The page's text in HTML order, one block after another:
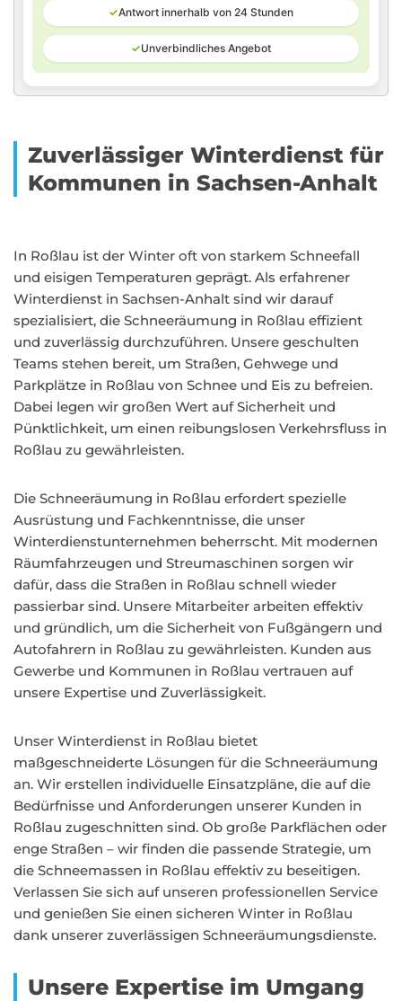
✓Antwort innerhalb von 24 Stunden
✓Unverbindliches Angebot
Zuverlässiger Winterdienst für
Kommunen in Sachsen-Anhalt
In Roßlau ist der Winter oft von starkem Schneefall
und eisigen Temperaturen geprägt. Als erfahrener
Winterdienst in Sachsen-Anhalt sind wir darauf
spezialisiert, die Schneeräumung in Roßlau effizient
und zuverlässig durchzuführen. Unsere geschulten
Teams stehen bereit, um Straßen, Gehwege und
Parkplätze in Roßlau von Schnee und Eis zu befreien.
Dabei legen wir großen Wert auf Sicherheit und
Pünktlichkeit, um einen reibungslosen Verkehrsfluss in
Roßlau zu gewährleisten.
Die Schneeräumung in Roßlau erfordert spezielle
Ausrüstung und Fachkenntnisse, die unser
Winterdienstunternehmen beherrscht. Mit modernen
Räumfahrzeugen und Streumaschinen sorgen wir
dafür, dass die Straßen in Roßlau schnell wieder
passierbar sind. Unsere Mitarbeiter arbeiten effektiv
und gründlich, um die Sicherheit von Fußgängern und
Autofahrern in Roßlau zu gewährleisten. Kunden aus
Gewerbe und Kommunen in Roßlau vertrauen auf
unsere Expertise und Zuverlässigkeit.
Unser Winterdienst in Roßlau bietet
maßgeschneiderte Lösungen für die Schneeräumung
an. Wir erstellen individuelle Einsatzpläne, die auf die
Bedürfnisse und Anforderungen unserer Kunden in
Roßlau zugeschnitten sind. Ob große Parkflächen oder
enge Straßen – wir finden die passende Strategie, um
die Schneemassen in Roßlau effektiv zu beseitigen.
Verlassen Sie sich auf unseren professionellen Service
und genießen Sie einen sicheren Winter in Roßlau
dank unserer zuverlässigen Schneeräumungsdienste.
Unsere Expertise im Umgang